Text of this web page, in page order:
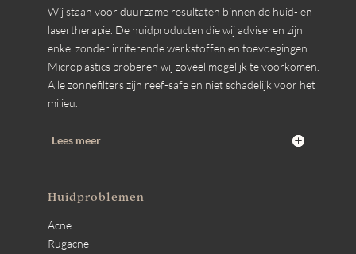
Wij staan voor duurzame resultaten binnen de huid- en
lasertherapie. De huidproducten die wij adviseren zijn
enkel zonder irriterende werkstoffen en toevoegingen.
Microplastics proberen wij zoveel mogelijk te voorkomen.
Alle zonnefilters zijn reef-safe en niet schadelijk voor het
milieu.
Lees meer
Huidproblemen
Acne
Rugacne